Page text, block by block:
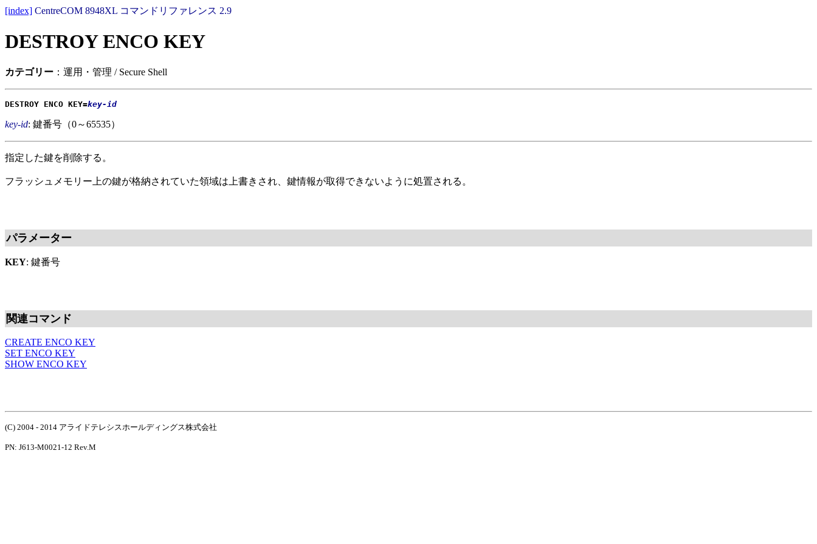
[index] CentreCOM 8948XL コマンドリファレンス 2.9
DESTROY ENCO KEY
カテゴリー ：運用・管理 / Secure Shell
DESTROY ENCO KEY=key-id
key-id: 鍵番号（0～65535）
指定した鍵を削除する。
フラッシュメモリー上の鍵が格納されていた領域は上書きされ、鍵情報が取得できないように処置される。
パラメーター
KEY: 鍵番号
関連コマンド
CREATE ENCO KEY
SET ENCO KEY
SHOW ENCO KEY
(C) 2004 - 2014 アライドテレシスホールディングス株式会社
PN: J613-M0021-12 Rev.M